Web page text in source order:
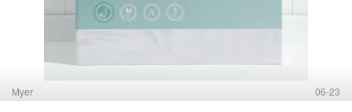
Myer 06-23